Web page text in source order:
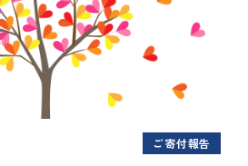
ご寄付報告